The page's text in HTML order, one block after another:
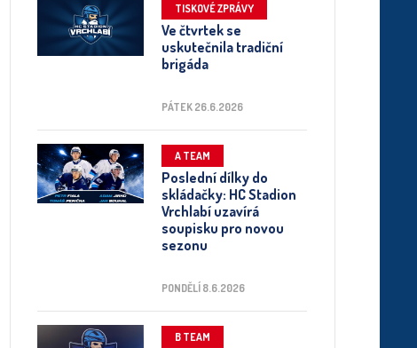
TISKOVÉ ZPRÁVY
Ve čtvrtek se
uskutečnila tradiční
brigáda
PÁTEK 26.6.2026
A TEAM
Poslední dílky do
skládačky: HC Stadion
Vrchlabí uzavírá
soupisku pro novou
sezonu
PONDĚLÍ 8.6.2026
B TEAM